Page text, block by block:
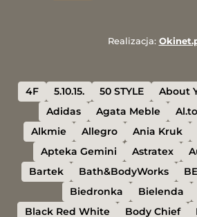
Realizacja:
4F 5.10.15. 50 STYLE About
Adidas
Agata Meble Al.to
Alkmie
Allegro Ania Kruk
Apteka Gemini
Astratex
Bartek
Bath&BodyWorks
Biedronka
Bielenda
Black Red White
Body Chief